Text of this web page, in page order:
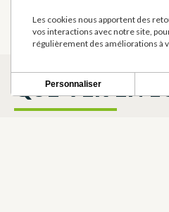
QUÉ VER EN
Les cookies nous apportent des
vos interactions avec notre site,
régulièrement des améliorations à
Personnaliser